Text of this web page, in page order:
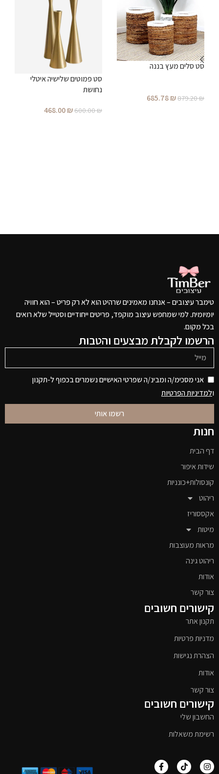
סט סלים מעץ בננה
879.20₪
685.78₪
סט פמוטים שלישיה איטלי
נחושת
600.00₪
468.00₪
טימבר עיצובים – אנחנו מאמינים שרהיט הוא לא רק פריט – הוא חוויה
יומיומית. למי שמחפש עיצוב מוקפד, פריטים ייחודיים וסטייל שלא רואים
בכל מקום.
הרשמו לקבלת מבצעים והטבות
אני מסכימ/ה ומבינ/ה שפרטי האישיים נשמרים בכפוף ל-תקנון
ולמדיניות הפרטיות
רשמו אותי
חנות
דף הבית
שידות איפור
קונסולות+כונניות
ריהוט
אקססוריז
מיטות
מראות מעוצבות
ריהוט גינה
אודות
צור קשר
קישורים חשובים
תקנון אתר
מדניות פרטיות
הצהרת נגישות
אודות
צור קשר
קישורים חשובים
החשבון שלי
רשימת משאלות